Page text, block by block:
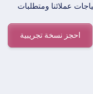
عملائنا ومتطلبات
احجز نسخة تجريبية